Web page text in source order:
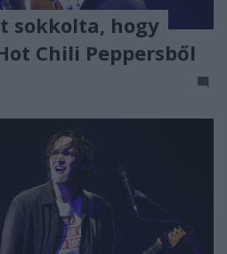
sokkolta, hogy
Chili Peppersből